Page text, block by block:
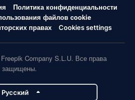
Политика конфиденциальности
файлов cookie
правах
Cookies settings
Company S.L.U. Все права
защищены.
Pусский